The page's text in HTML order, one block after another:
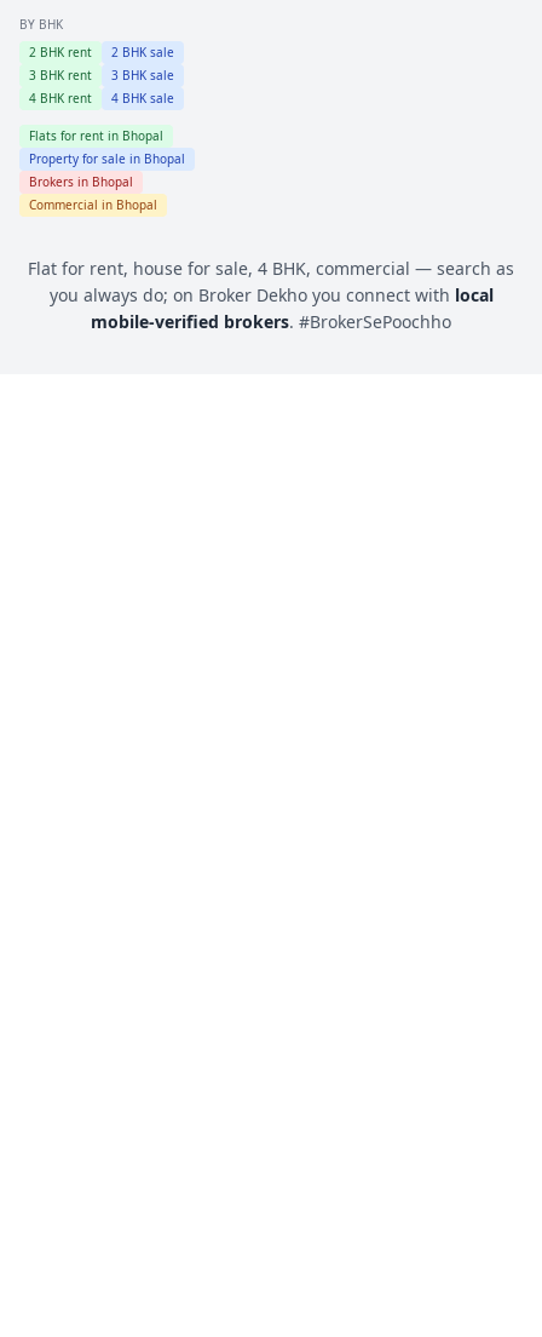
BY BHK
2 BHK rent 2 BHK sale
3 BHK rent 3 BHK sale
4 BHK rent 4 BHK sale
Flats for rent in Bhopal
Property for sale in Bhopal
Brokers in Bhopal
Commercial in Bhopal
Flat for rent, house for sale, 4 BHK, commercial — search as
you always do; on Broker Dekho you connect with local
mobile-verified brokers. #BrokerSePoochho